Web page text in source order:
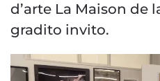
d’arte La Maison de
gradito invito.